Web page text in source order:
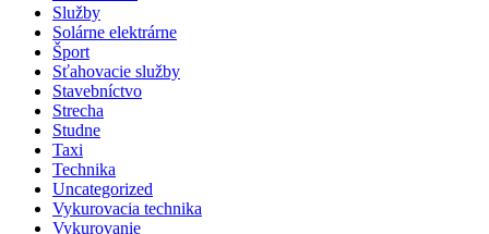
Služby
Solárne elektrárne
Šport
Sťahovacie služby
Stavebníctvo
Strecha
Studne
Taxi
Technika
Uncategorized
Vykurovacia technika
Vykurovanie